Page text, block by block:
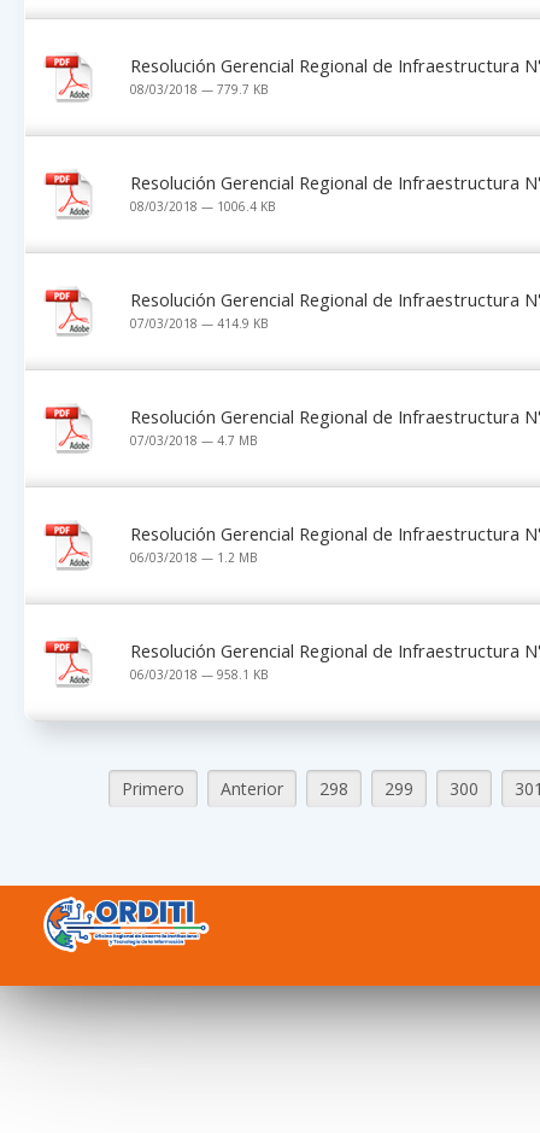
Resolución Gerencial Regional de Infraestructura
08/03/2018 — 779.7 KB
Resolución Gerencial Regional de Infraestructura
08/03/2018 — 1006.4 KB
Resolución Gerencial Regional de Infraestructura
07/03/2018 — 414.9 KB
Resolución Gerencial Regional de Infraestructura
07/03/2018 — 4.7 MB
Resolución Gerencial Regional de Infraestructura
06/03/2018 — 1.2 MB
Resolución Gerencial Regional de Infraestructura
06/03/2018 — 958.1 KB
Primero Anterior 298 299 300